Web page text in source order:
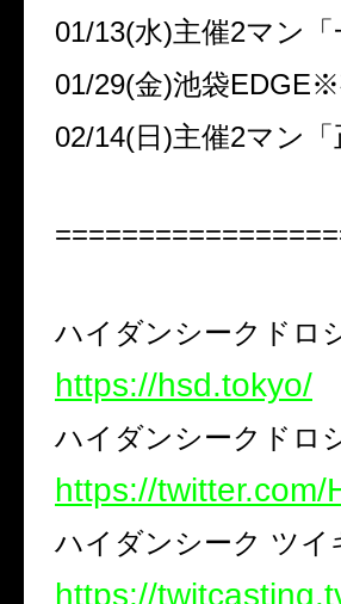
01/13(水)主催2マン「
01/29(金)池袋EDGE※
02/14(日 )主催2マン「
ハイダンシークドロ
https://hsd.tokyo/
ハイダンシークドロ
https://
ハイダンシーク ツイ
https://